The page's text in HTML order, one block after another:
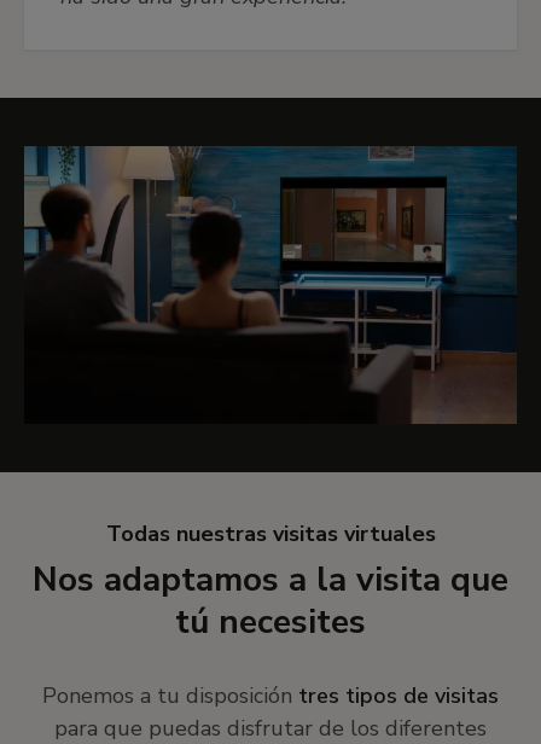
siglo XV hasta nuestros días, atendiendo a los
Estableciendo un símil entre el arte y la cocina,
este recorrido propone una visita por la colección
atendiendo a la alimentación no sólo como
fuente de sustento sino también de
manifestación de riqueza, ritual social y placer
convival, poniendo en juego la totalidad de los
reflejada en nuestros cuadros y descubre sus
significados y las virtudes que se le atribuían, así
como los cambios que estas delicadas piezas han
vivido a lo largo de los siglos.
🎭 Artes escénicas
Todas nuestras visitas virtuales
Nos adaptamos a la visita que
tú necesites
Ponemos a tu disposición tres tipos de visitas
para que puedas disfrutar de los diferentes